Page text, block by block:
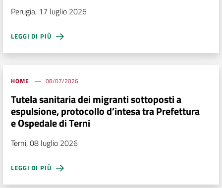
Perugia, 17 luglio 2026
LEGGI DI PIÙ
HOME 08/07/2026
Tutela sanitaria dei migranti sottoposti a
espulsione, protocollo d’intesa tra Prefettura
e Ospedale di Terni
Terni, 08 luglio 2026
LEGGI DI PIÙ